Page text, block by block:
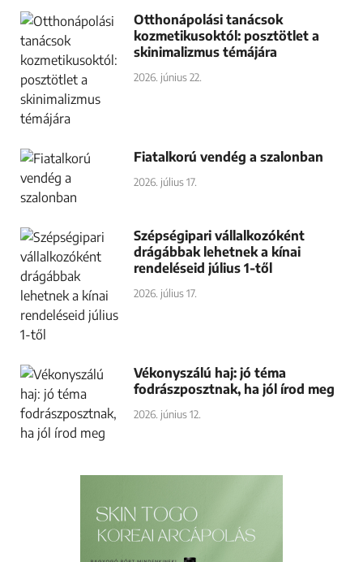
Otthonápolási tanácsok
kozmetikusoktól: posztötlet a
skinimalizmus témájára
2026. június 22.
Fiatalkorú vendég a szalonban
2026. július 17.
Szépségipari vállalkozóként
drágábbak lehetnek a kínai
rendeléseid július 1-től
2026. július 17.
Vékonyszálú haj: jó téma
fodrászposztnak, ha jól írod meg
2026. június 12.